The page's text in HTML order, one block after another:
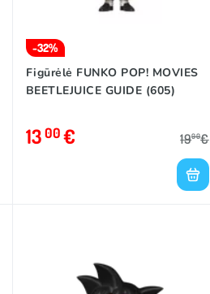
-32%
Figūrėlė FUNKO POP! MOVIES
BEETLEJUICE GUIDE (605)
1300€ 1900€